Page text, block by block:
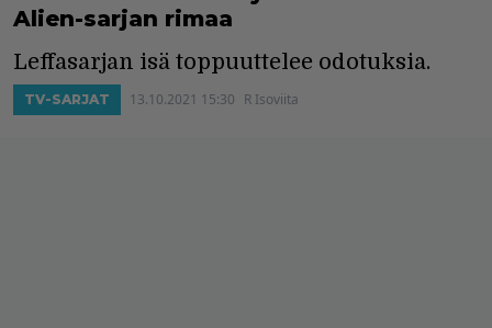
Alien-sarjan rimaa
Leffasarjan isä toppuuttelee odotuksia.
TV-SARJAT 13.10.2021 15:30 R Isoviita